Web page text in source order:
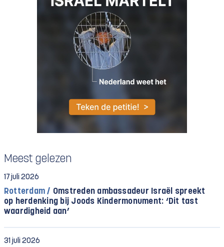
Meest gelezen
17 juli 2026
Rotterdam / Omstreden ambassadeur Israël spreekt
op herdenking bij Joods Kindermonument: ‘Dit tast
waardigheid aan’
31 juli 2026